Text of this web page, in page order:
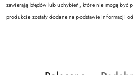
zawierają błędów lub uchybień, które nie mogą być
produkcie zostały dodane na podstawie informacji